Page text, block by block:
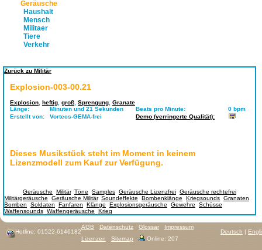
Geräusche
Haushalt
Mensch
Militaer
Tiere
Verkehr
Zurück zu Militär
Explosion-003-00.21
Explosion heftig groß Sprengung Granate
Länge:
Minuten und 21 Sekunden Beats pro Minute:
0 bpm
Erstellt von:
Vortecs-GEMA-frei Demo (verringerte Qualität):
Dieses Musikstück steht im Moment in keinem
Lizenzmodell zum Kauf zur Verfügung.
Geräusche Militär, Töne Samples Geräusche Lizenzfrei Geräusche rechtefrei
Militärgeräusche
Geräusche Militär, Soundeffekte Bombenklänge Kriegsounds Granaten
Bomben
Soldaten Fanfaren Klänge Explosionsgeräusche Gewehre Schüsse
Waffensounds Waffengeräusche Krieg
Hotline: 01522-6146182 Deutsch |
AGB Datenschutz Glossar
Impressum
Lizenzen
Sitemap Online: 207